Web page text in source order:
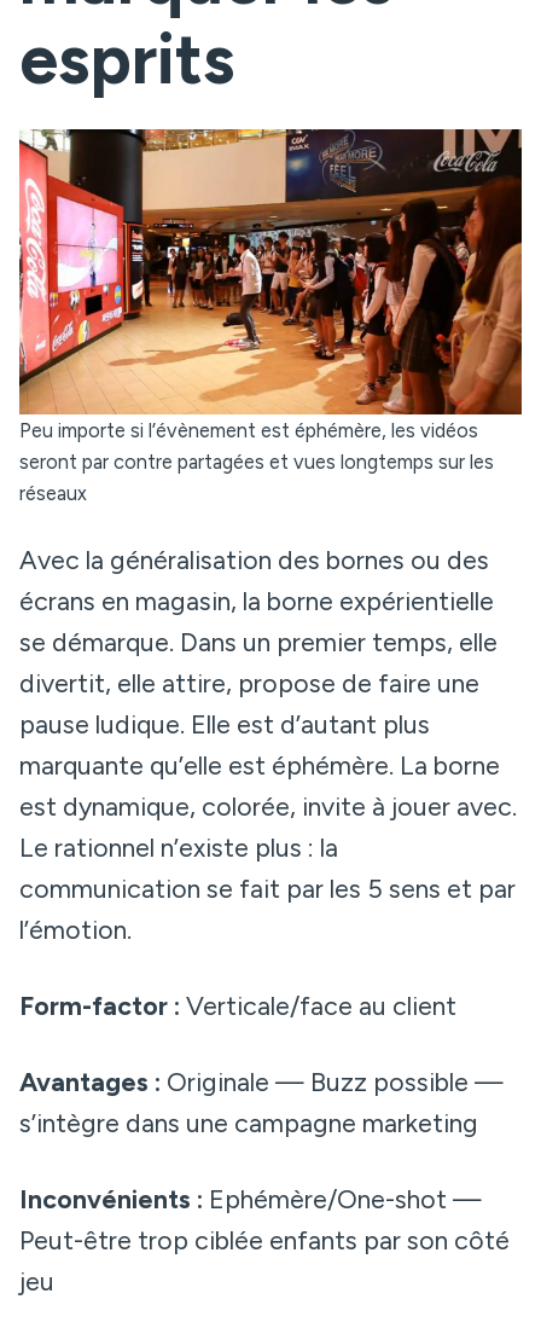
esprits
Peu importe si l’évènement est éphémère, les vidéos
seront par contre partagées et vues longtemps sur les
réseaux
Avec la généralisation des bornes ou des
écrans en magasin, la borne expérientielle
se démarque. Dans un premier temps, elle
divertit, elle attire, propose de faire une
pause ludique. Elle est d’autant plus
marquante qu’elle est éphémère. La borne
est dynamique, colorée, invite à jouer avec.
Le rationnel n’existe plus : la
communication se fait par les 5 sens et par
l’émotion.
Form-factor : Verticale/face au client
Avantages : Originale — Buzz possible —
s’intègre dans une campagne marketing
Inconvénients : Ephémère/One-shot —
Peut-être trop ciblée enfants par son côté
jeu